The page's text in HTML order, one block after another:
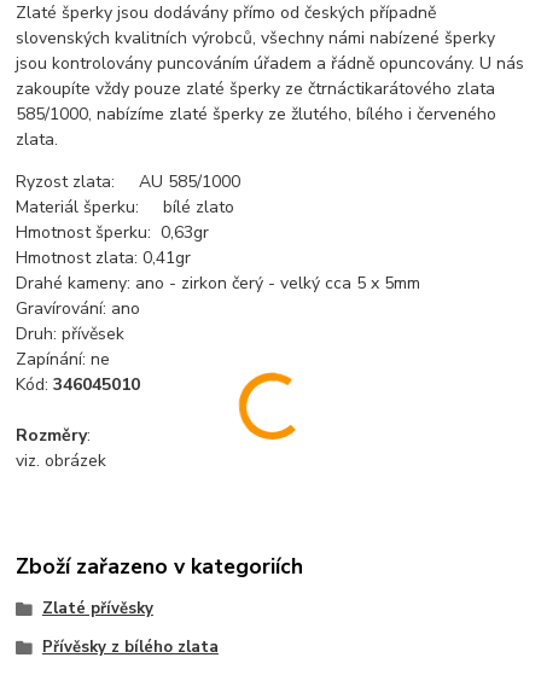
Zlaté šperky jsou dodávány přímo od českých případně
slovenských kvalitních výrobců, všechny námi nabízené šperky
jsou kontrolovány puncováním úřadem a řádně opuncovány. U nás
zakoupíte vždy pouze zlaté šperky ze čtrnáctikarátového zlata
585/1000, nabízíme zlaté šperky ze žlutého, bílého i červeného
zlata.
Ryzost zlata: AU 585/1000
Materiál šperku: bílé zlato
Hmotnost šperku: 0,63gr
Hmotnost zlata: 0,41gr
Drahé kameny: ano - zirkon čerý - velký cca 5 x 5mm
Gravírování: ano
Druh: přívěsek
Zapínání: ne
Kód:346045010
Rozměry:
viz. obrázek
Zboží zařazeno v kategoriích
Zlaté přívěsky
Přívěsky z bílého zlata